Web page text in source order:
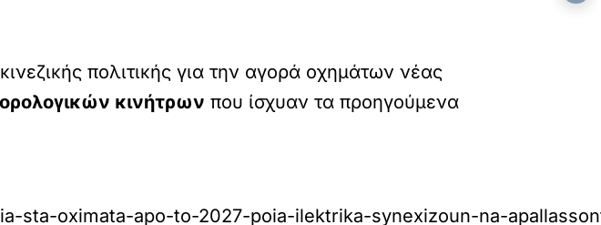
πολιτικής για την αγορά οχημάτων νέας
κινήτρων που ίσχυαν τα προηγούμενα
sta-oximata-apo-to-2027-poia-ilektrika-synexizoun-na-